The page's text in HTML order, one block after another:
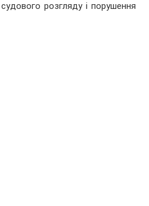
розгляду і порушення